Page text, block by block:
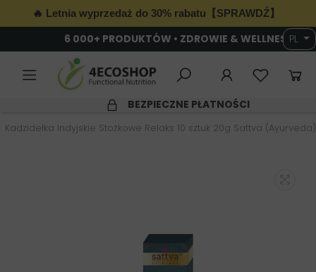
🔥 Letnia wyprzedaż do 30% rabatu【SPRAWDŹ】
6 000+ PRODUKTÓW • ZDROWIE & WELLNESS PL
SZYBKA WYSYŁKA
Kadzidełka Indyjskie Stożkowe Relaks 10 sztuk 20g Sattva (Ayurveda)